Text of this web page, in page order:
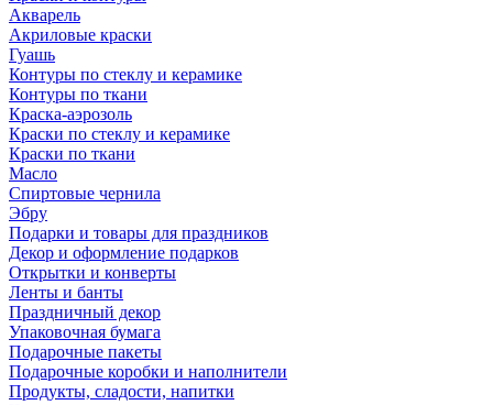
Акварель
Акриловые краски
Гуашь
Контуры по стеклу и керамике
Контуры по ткани
Краска-аэрозоль
Краски по стеклу и керамике
Краски по ткани
Масло
Спиртовые чернила
Эбру
Подарки и товары для праздников
Декор и оформление подарков
Открытки и конверты
Ленты и банты
Праздничный декор
Упаковочная бумага
Подарочные пакеты
Подарочные коробки и наполнители
Продукты, сладости, напитки